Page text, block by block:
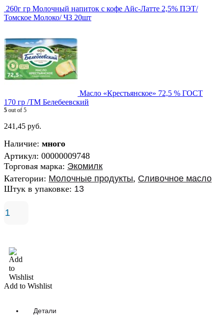
260г гр Молочный напиток с кофе Айс-Латте 2,5% ПЭТ/
Томское Молоко/ ЧЗ 20шт
Масло «Крестьянское» 72,5 % ГОСТ
170 гр /ТМ Белебеевский
5 out of 5
241,45 руб.
Наличие: много
Артикул: 00000009748
Торговая марка: Экомилк
Категории: Молочные продукты, Сливочное масло
Штук в упаковке: 13
Add to Wishlist
Детали